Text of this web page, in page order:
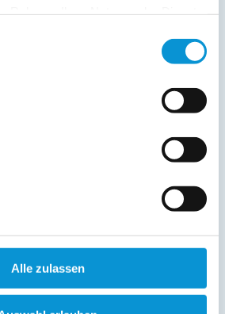
Alle zulassen
in der Suche anzeigen (5)